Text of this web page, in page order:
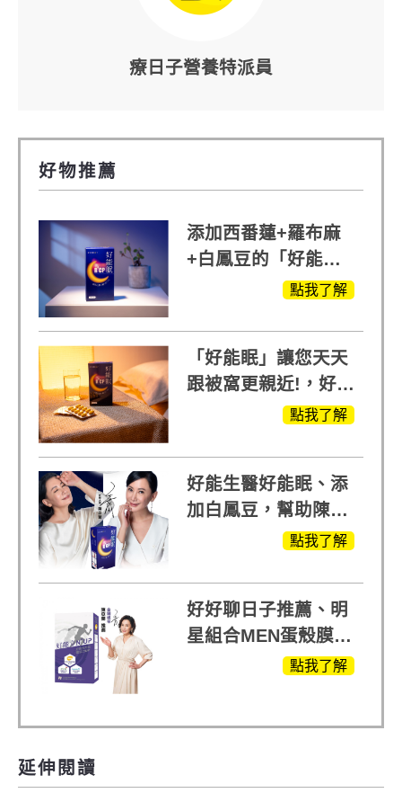
療日子營養特派員
好物推薦
添加西番蓮+羅布麻
+白鳳豆的「好能
眠」，獨家專利配
點我了解
「好能眠」讓您天天
跟被窩更親近!，好能
生醫X陳亞蘭推薦!
點我了解
好能生醫好能眠、添
加白鳳豆，幫助陳亞
蘭入睡的力量點我了解
好好聊日子推薦、明
星組合MEN蛋殼膜
(蛋白聚醣)+UCII，超
點我了解
延伸閱讀